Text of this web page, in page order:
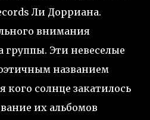
Ли Дорриана.
внимания
группы. Эти невеселые
названием
кого солнце закатилось
их альбомов